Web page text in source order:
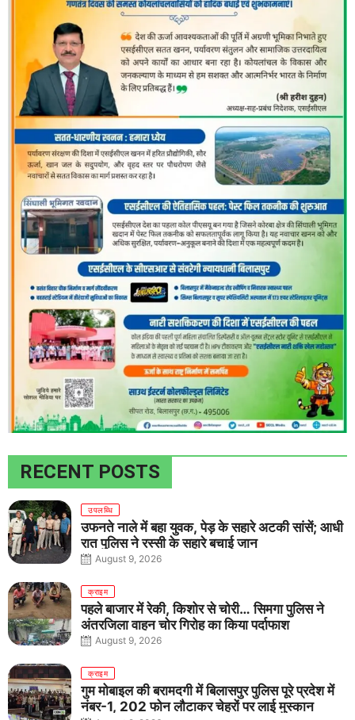
RECENT POSTS
उपलब्धि
उफनते नाले में बहा युवक, पेड़ के सहारे अटकी सांसें; आधी
रात पुलिस ने रस्सी के सहारे बचाई जान
August 9, 2026
क्राइम
पहले बाजार में रेकी, किशोर से चोरी… सिमगा पुलिस ने
अंतरजिला वाहन चोर गिरोह का किया पर्दाफाश
August 9, 2026
क्राइम
गुम मोबाइल की बरामदगी में बिलासपुर पुलिस पूरे प्रदेश में
नंबर-1, 202 फोन लौटाकर चेहरों पर लाई मुस्कान